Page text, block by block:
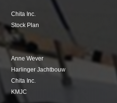
Chita Inc.
Stock Plan
Anne Wever
Harlinger Jachtbouw
Chita Inc.
KMJC